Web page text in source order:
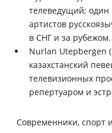
телеведущий; один
артистов
в СНГ и за рубежом.
Nurlan Utepbergen
казахстанский
телевизионных
репертуаром и
Современники, спорт